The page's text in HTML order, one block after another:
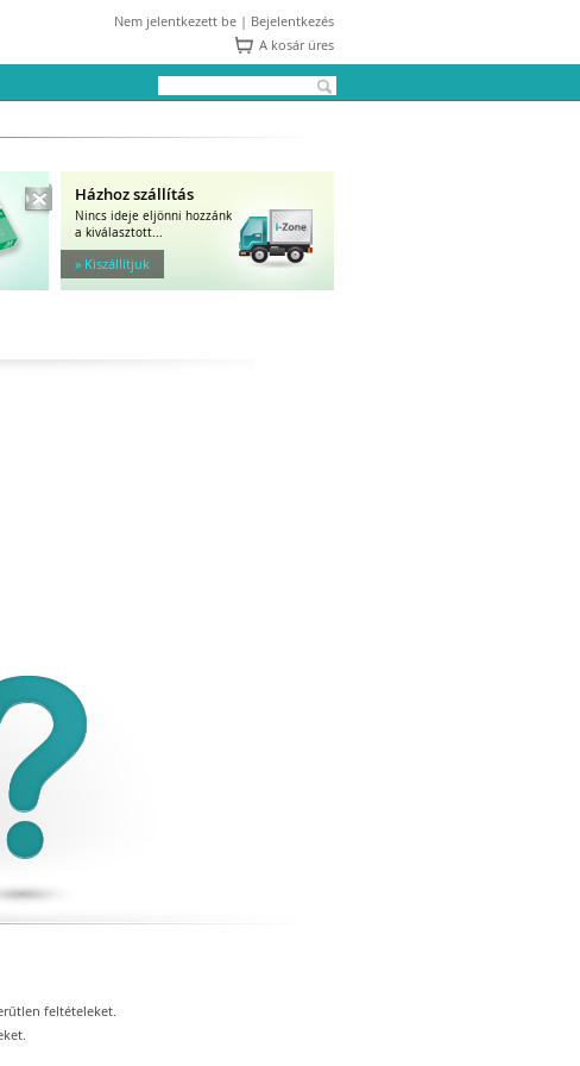
Nem jelentkezett be | Bejelentkezés
A kosár üres
Házhoz szállítás
Nincs ideje eljönni hozzánk
a kiválasztott...
» Kiszállítjuk
feltételeket.